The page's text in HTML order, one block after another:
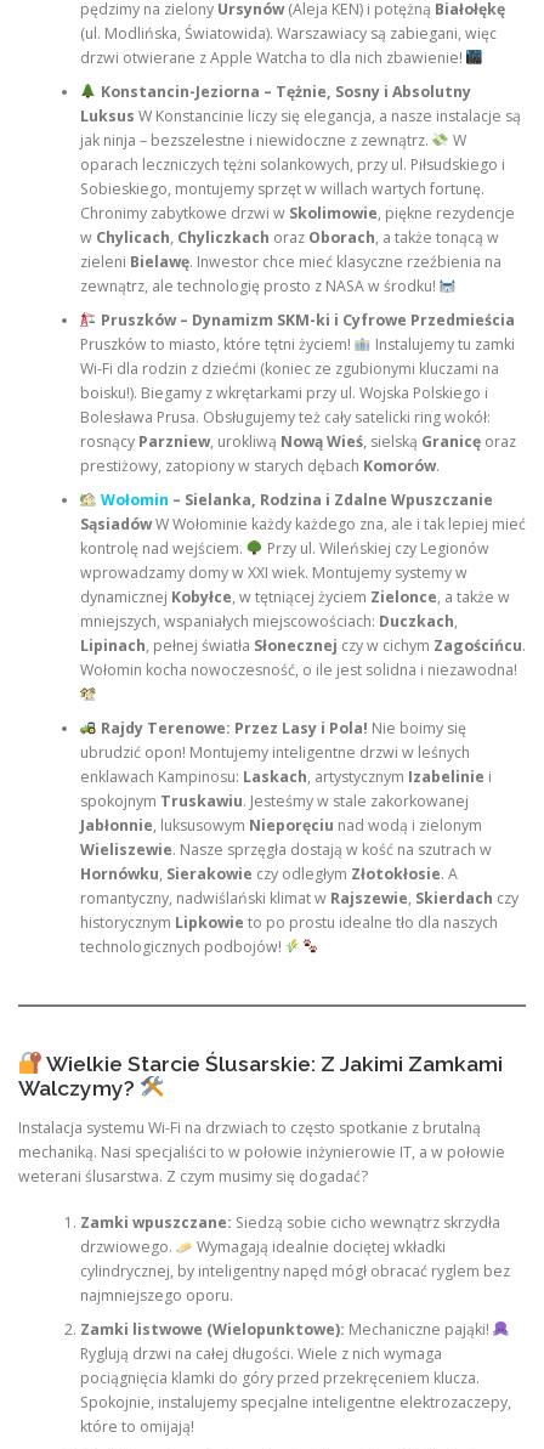
pędzimy na zielony Ursynów(Aleja KEN) i potężną Białołękę
(ul. Modlińska, Światowida). Warszawiacy są zabiegani, więc
drzwi otwierane z Apple Watcha to dla nich zbawienie!
Konstancin-Jeziorna – Tężnie, Sosny i Absolutny
Luksus W Konstancinie liczy się elegancja, a nasze instalacje są
jak ninja – bezszelestne i niewidoczne z zewnątrz.
W
oparach leczniczych tężni solankowych, przy ul. Piłsudskiego i
Sobieskiego, montujemy sprzęt w willach wartych fortunę.
Chronimy zabytkowe drzwi w Skolimowie, piękne rezydencje
w Chylicach, Chyliczkach oraz Oborach, a także tonącą w
zieleni Bielawę. Inwestor chce mieć klasyczne rzeźbienia na
zewnątrz, ale technologię prosto z NASA w środku!
Pruszków – Dynamizm SKM-ki i Cyfrowe Przedmieścia
Pruszków to miasto, które tętni życiem!
Instalujemy tu zamki
Wi-Fi dla rodzin z dziećmi (koniec ze zgubionymi kluczami na
boisku!). Biegamy z wkrętarkami przy ul. Wojska Polskiego i
Bolesława Prusa. Obsługujemy też cały satelicki ring wokół:
rosnący Parzniew, urokliwą Nową Wieś, sielską Granicęoraz
prestiżowy, zatopiony w starych dębach Komorów.
Wołomin – Sielanka, Rodzina i Zdalne Wpuszczanie
SąsiadówW Wołominie każdy każdego zna, ale i tak lepiej mieć
kontrolę nad wejściem.
Przy ul. Wileńskiej czy Legionów
wprowadzamy domy w XXI wiek. Montujemy systemy w
dynamicznej Kobyłce, w tętniącej życiem Zielonce, a także w
mniejszych, wspaniałych miejscowościach: Duczkach,
Lipinach, pełnej światła Słonecznej czy w cichym Zagościńcu.
Wołomin kocha nowoczesność, o ile jest solidna i niezawodna!
Rajdy Terenowe: Przez Lasy i Pola! Nie boimy się
ubrudzić opon! Montujemy inteligentne drzwi w leśnych
enklawach Kampinosu: Laskach, artystycznym Izabelinie i
spokojnym Truskawiu. Jesteśmy w stale zakorkowanej
Jabłonnie, luksusowym Nieporęciu nad wodą i zielonym
Wieliszewie. Nasze sprzęgła dostają w kość na szutrach w
Hornówku, Sierakowie czy odległym Złotokłosie. A
romantyczny, nadwiślański klimat w Rajszewie, Skierdach czy
historycznym Lipkowie to po prostu idealne tło dla naszych
technologicznych podbojów!
Wielkie Starcie Ślusarskie: Z Jakimi Zamkami
Walczymy?
Instalacja systemu Wi-Fi na drzwiach to często spotkanie z brutalną
mechaniką. Nasi specjaliści to w połowie inżynierowie IT, a w połowie
weterani ślusarstwa. Z czym musimy się dogadać?
Zamki wpuszczane: Siedzą sobie cicho wewnątrz skrzydła
drzwiowego.
Wymagają idealnie dociętej wkładki
cylindrycznej, by inteligentny napęd mógł obracać ryglem bez
najmniejszego oporu.
Zamki listwowe (Wielopunktowe): Mechaniczne pająki!
Ryglują drzwi na całej długości. Wiele z nich wymaga
pociągnięcia klamki do góry przed przekręceniem klucza.
Spokojnie, instalujemy specjalne inteligentne elektrozaczepy,
które to omijają!